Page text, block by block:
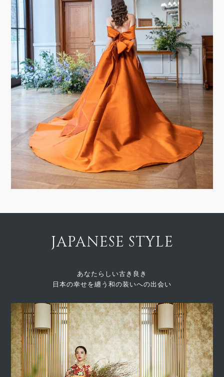
JAPANESE STYLE
あなたらしい古き良き
日本の幸せを纏う和の装いへの出会い